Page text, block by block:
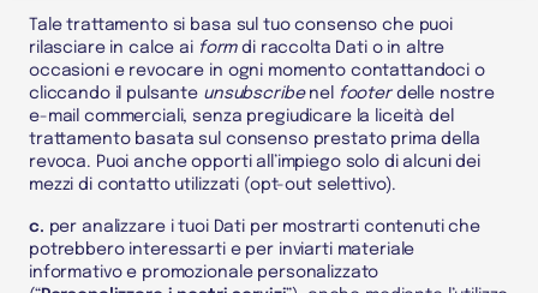
Tale trattamento si basa sul tuo consenso che puoi
rilasciare in calce ai formdi raccolta Datio in altre
occasioni e revocare in ogni momento contattandoci o
cliccando il pulsante unsubscribenel footerdelle nostre
e-mail commerciali, senza pregiudicare la liceità del
trattamento basata sul consenso prestato prima della
revoca. Puoi anche opporti all’impiego solo di alcuni dei
mezzi di contatto utilizzati (opt-out selettivo).
c. per analizzare i tuoi Dati per mostrarti contenuti che
potrebbero interessarti e per inviarti materiale
informativo e promozionale personalizzato